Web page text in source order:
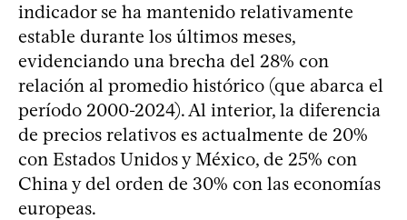
indicador se ha mantenido relativamente
estable durante los últimos meses,
evidenciando una brecha del 28% con
relación al promedio histórico (que abarca el
período 2000-2024). Al interior, la diferencia
de precios relativos es actualmente de 20%
con Estados Unidos y México, de 25% con
China y del orden de 30% con las economías
europeas.